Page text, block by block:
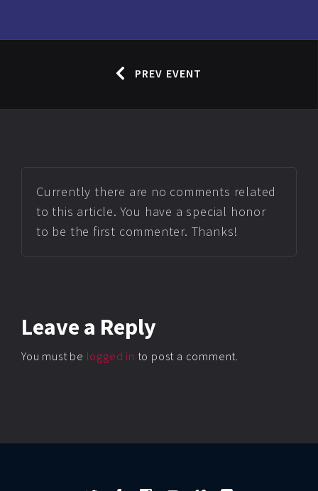
PREV EVENT
Currently there are no comments related
to this article. You have a special honor
to be the first commenter. Thanks!
Leave a Reply
You must be logged in to post a comment.